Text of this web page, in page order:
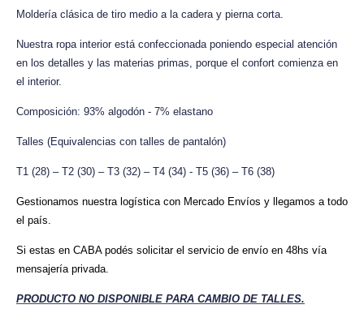
Moldería clásica de tiro medio a la cadera y pierna corta.
Nuestra ropa interior está confeccionada poniendo especial atención
en los detalles y las materias primas, porque el confort comienza en
el interior.
Composición: 93% algodón - 7% elastano
Talles (Equivalencias con talles de pantalón)
T1 (28) – T2 (30) – T3 (32) – T4 (34) - T5 (36) – T6 (38)
Gestionamos nuestra logística con Mercado Envíos y llegamos a todo
el país.
Si estas en CABA podés solicitar el servicio de envío en 48hs vía
mensajería privada.
PRODUCTO NO DISPONIBLE PARA CAMBIO DE TALLES.